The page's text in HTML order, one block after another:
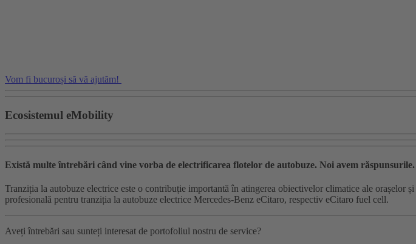
Vom fi bucuroși să vă ajutăm!
Ecosistemul eMobility
Există multe întrebări când vine vorba de electrificarea flotelor de autobuze. Noi avem răspunsurile.
Tranziția la autobuze electrice este o contribuție importantă în atingerea obiectivelor climatice ale
profesională pentru tranziția la autobuze electrice Mercedes-Benz eCitaro, respectiv eCitaro fuel cell.
Aveți întrebări sau sunteți interesat de portofoliul nostru de service?